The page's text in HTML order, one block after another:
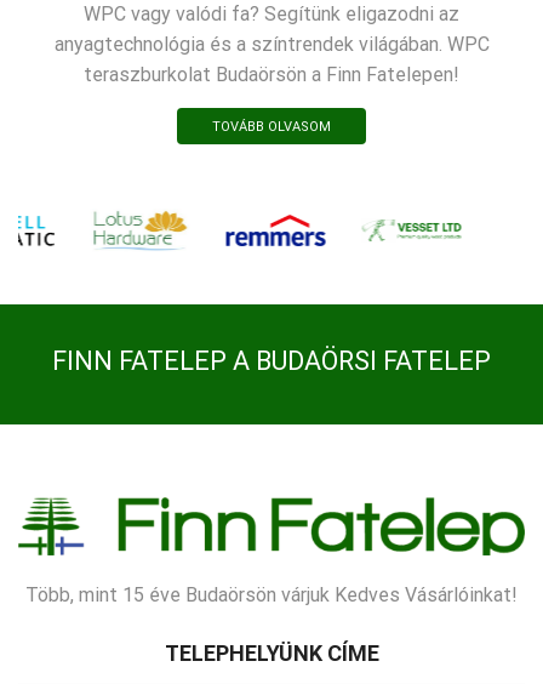
WPC vagy valódi fa? Segítünk eligazodni az
anyagtechnológia és a színtrendek világában. WPC
teraszburkolat Budaörsön a Finn Fatelepen!
TOVÁBB OLVASOM
FINN FATELEP A BUDAÖRSI FATELEP
Több, mint 15 éve Budaörsön várjuk Kedves Vásárlóinkat!
TELEPHELYÜNK CÍME